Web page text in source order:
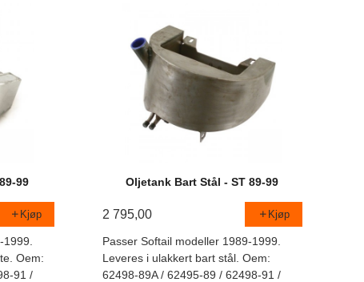
99
Kjøp
Oem:
91 /
Oljetank Bart Stål - ST 89-99
2 795,00 Kjøp
Passer Softail modeller 1989-1999.
Leveres i ulakkert bart stål. Oem:
62498-89A / 62495-89 / 62498-91 /